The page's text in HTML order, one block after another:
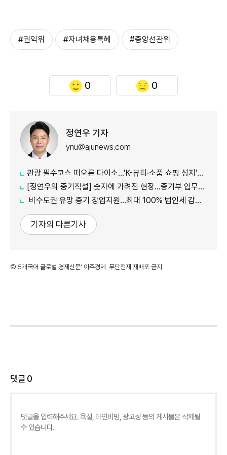
#권익위 #자녀채용특혜 #중앙선관위
0 0
정연우 기자
ynu@ajunews.com
관광 필수코스 떠오른 다이소...'K-뷰티·소품 쇼핑 성지'로 등극
[정연우의 중기직설] 숫자에 가려진 현장...중기부 업무보고의 그늘
비수도권 유망 중기 창업지원...최대 100% 법인세 감면 나서
기자의 다른기사
©'5개국어 글로벌 경제신문' 아주경제. 무단전재·재배포 금지
댓글0